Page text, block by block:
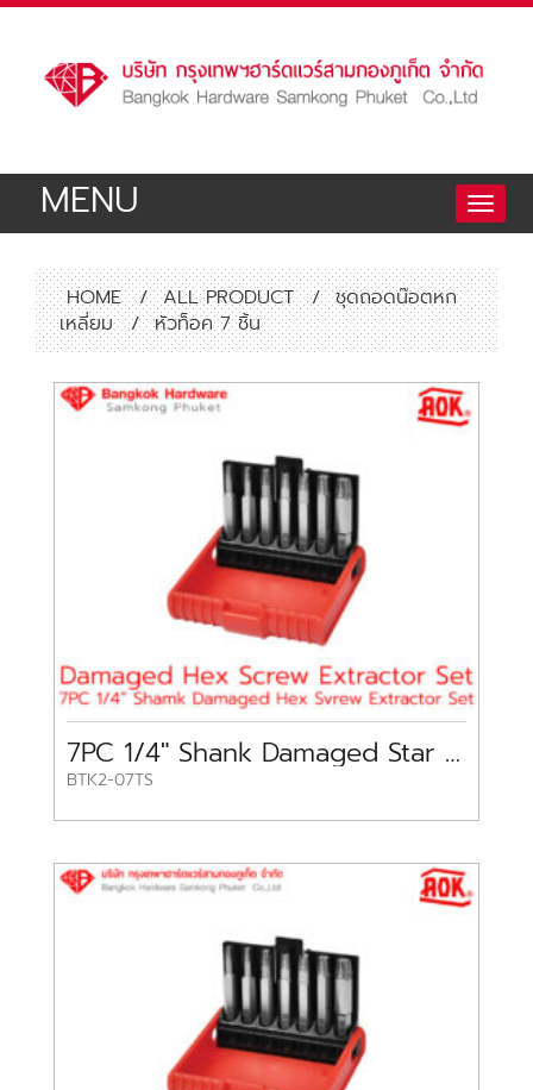
Toggle
MENU
HOME / ALL PRODUCT / ชุดถอดน๊อตหก
เหลี่ยม
/ หัวท็อค 7 ชิ้น
7PC 1/4″ Shank Damaged Star Screw Extractor Set A.O.K
BTK2-07TS